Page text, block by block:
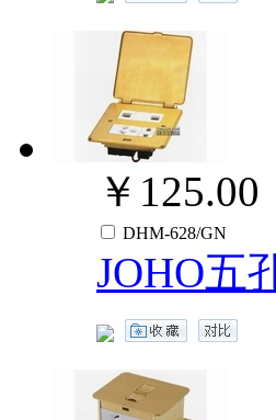
￥125.00
DHM-628/GN
JOHO五